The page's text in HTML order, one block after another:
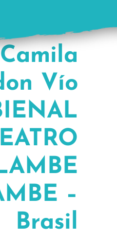
Camila
Vío
–
Brasil